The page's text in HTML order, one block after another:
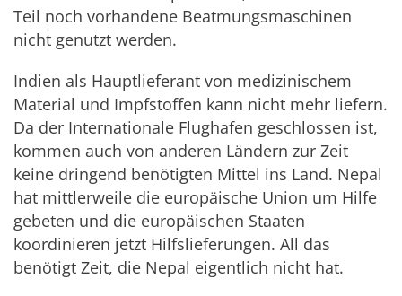
Teil noch vorhandene Beatmungsmaschinen
nicht genutzt werden.
Indien als Hauptlieferant von medizinischem
Material und Impfstoffen kann nicht mehr liefern.
Da der Internationale Flughafen geschlossen ist,
kommen auch von anderen Ländern zur Zeit
keine dringend benötigten Mittel ins Land. Nepal
hat mittlerweile die europäische Union um Hilfe
gebeten und die europäischen Staaten
koordinieren jetzt Hilfslieferungen. All das
benötigt Zeit, die Nepal eigentlich nicht hat.